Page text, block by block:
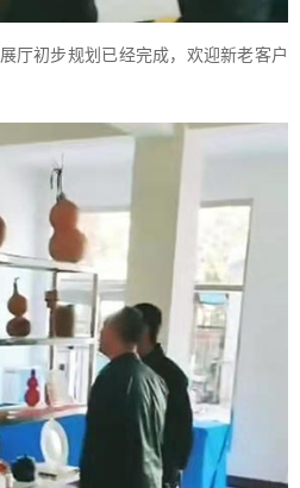
展厅初步规划已经完成，欢迎新老客户